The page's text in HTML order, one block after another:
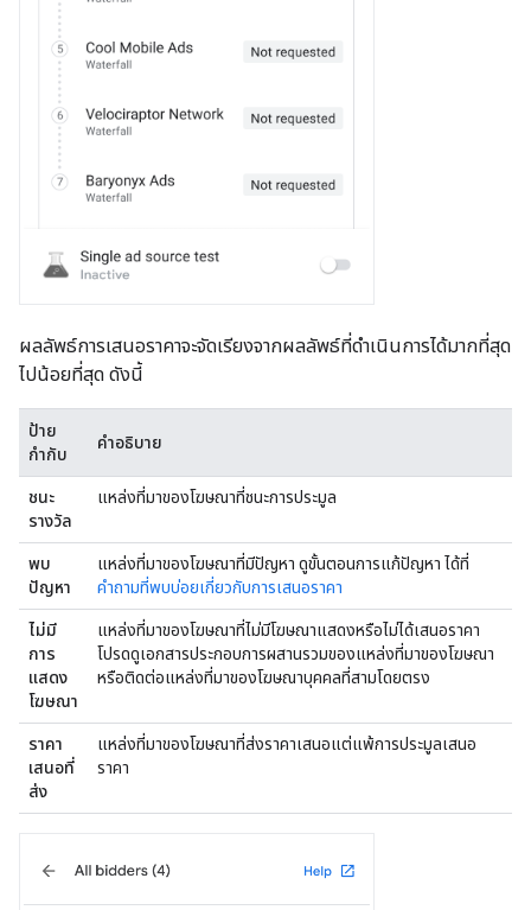
ผลลัพธ์การเสนอราคาจะจัดเรียงจากผลลัพธ์ที่ดำเนินการได้มากที่สุด
ไปน้อยที่สุด ดังนี้
ป้าย
กำกับ
คำอธิบาย
ชนะ
รางวัล
แหล่งที่มาของโฆษณาที่ชนะการประมูล
พบ
ปัญหา
แหล่งที่มาของโฆษณาที่มีปัญหา ดูขั้นตอนการแก้ปัญหา ได้ที่
คำถามที่พบบ่อยเกี่ยวกับการเสนอราคา
ไม่มี
การ
แสดง
โฆษณา
แหล่งที่มาของโฆษณาที่ไม่มีโฆษณาแสดงหรือไม่ได้เสนอราคา
โปรดดูเอกสารประกอบการผสานรวมของแหล่งที่มาของโฆษณา
หรือติดต่อแหล่งที่มาของโฆษณาบุคคลที่สามโดยตรง
ราคา
เสนอที่
ส่ง
แหล่งที่มาของโฆษณาที่ส่งราคาเสนอแต่แพ้การประมูลเสนอ
ราคา